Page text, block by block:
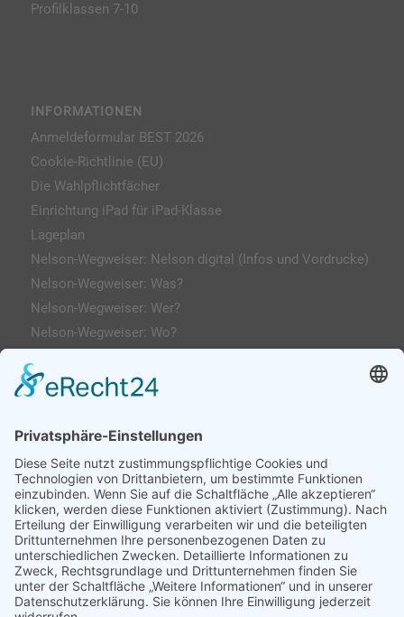
Profilklassen 7-10
INFORMATIONEN
Anmeldeformular BEST 2026
Cookie-Richtlinie (EU)
Die Wahlpflichtfächer
Einrichtung iPad für iPad-Klasse
Lageplan
Nelson-Wegweiser: Nelson digital (Infos und Vordrucke)
Nelson-Wegweiser: Was?
Nelson-Wegweiser: Wer?
Nelson-Wegweiser: Wo?
Impressum
AGs
Klassenfahrten / Exkursionen
Profilklassen 5/6
Formulare & Downloads
Nelson-Wegweiser
WebUntis / Sdui
Grünes Klassenzimmer
Kreativklasse